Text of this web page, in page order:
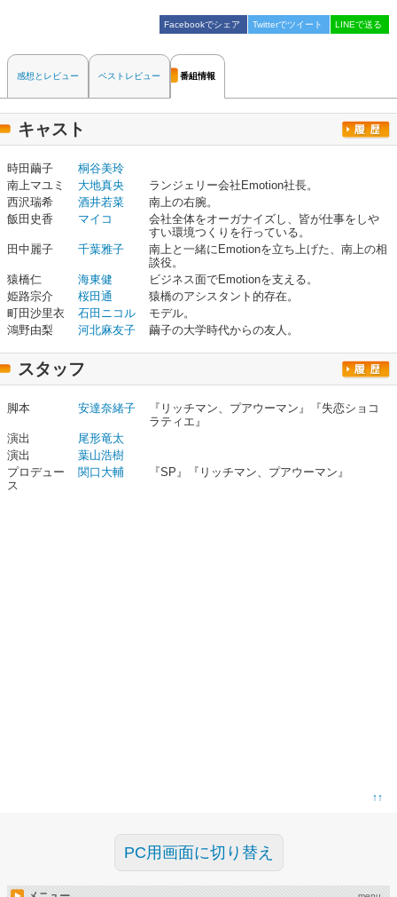
Facebookでシェア Twitterでツイート LINEで送る
感想とレビュー ベストレビュー 番組情報
キャスト
時田繭子
桐谷美玲
南上マユミ
大地真央
ランジェリー会社Emotion社長。
西沢瑞希
酒井若菜
南上の右腕。
飯田史香
マイコ
会社全体をオーガナイズし、皆が仕事をしや
すい環境つくりを行っている。
田中麗子
千葉雅子
南上と一緒にEmotionを立ち上げた、南上の相
談役。
猿橋仁
海東健
ビジネス面でEmotionを支える。
姫路宗介
桜田通
猿橋のアシスタント的存在。
町田沙里衣
石田ニコル
モデル。
鴻野由梨
河北麻友子 繭子の大学時代からの友人。
スタッフ
脚本 安達奈緒子
『リッチマン、プアウーマン』『失恋ショコ
ラティエ』
演出
尾形竜太
演出
葉山浩樹
プロデュー
ス
関口大輔 『SP』『リッチマン、プアウーマン』
↑↑
PC用画面に切り替え